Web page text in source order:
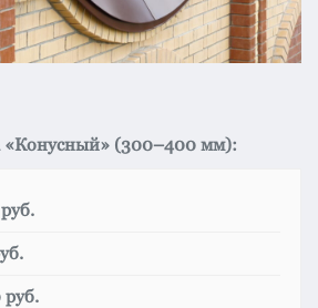
«Конусный» (300–400 мм):
руб.